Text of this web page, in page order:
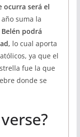
ocurra será el
suma la
podrá
lo cual aporta
ya que el
fue la que
donde se